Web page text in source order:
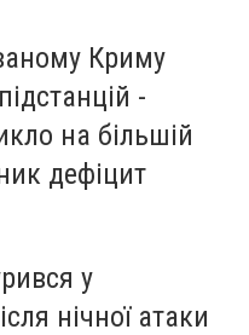
Криму
-
на більшій
дефіцит
у
нічної атаки